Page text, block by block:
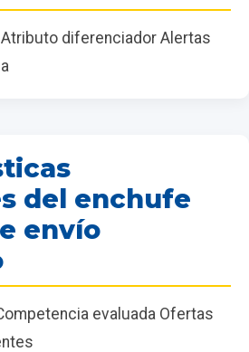
diferenciador Alertas
del enchufe
envío
evaluada Ofertas